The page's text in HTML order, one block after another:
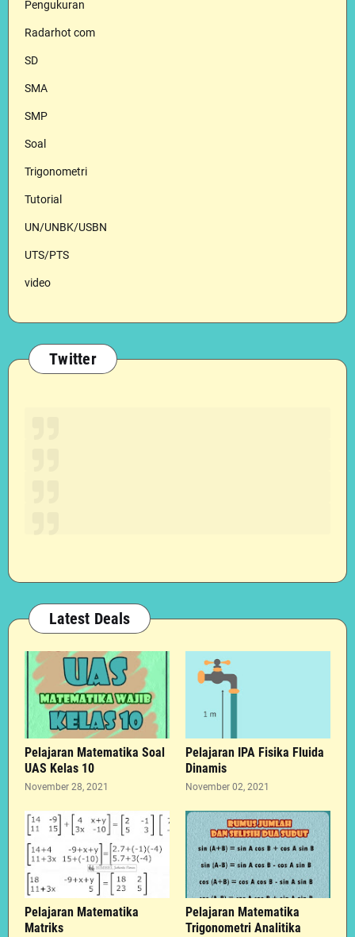
Pengukuran
Radarhot com
SD
SMA
SMP
Soal
Trigonometri
Tutorial
UN/UNBK/USBN
UTS/PTS
video
Twitter
Latest Deals
Pelajaran Matematika Soal
UAS Kelas 10
November 28, 2021
Pelajaran IPA Fisika Fluida
Dinamis
November 02, 2021
Pelajaran Matematika
Matriks
Pelajaran Matematika
Trigonometri Analitika